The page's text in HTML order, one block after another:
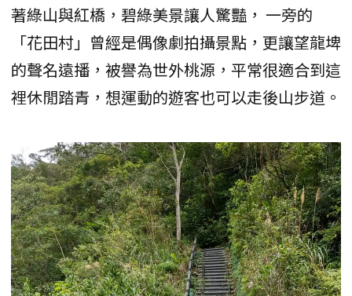
著綠山與紅橋，碧綠美景讓人驚豔， 一旁的
「花田村」曾經是偶像劇拍攝景點，更讓望龍埤
的聲名遠播，被譽為世外桃源，平常很適合到這
裡休閒踏青，想運動的遊客也可以走後山步道。